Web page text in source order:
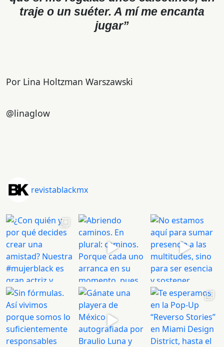
traje o un suéter. A mí me encanta
jugar”
Por Lina Holtzman Warszawski
@linaglow
revistablackmx